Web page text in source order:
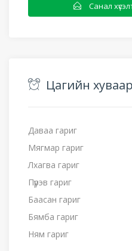
Санал
Цагийн
Даваа гариг
Мягмар гариг
Лхагва гариг
Пүрэв гариг
Баасан гариг
Бямба гариг
Ням гариг